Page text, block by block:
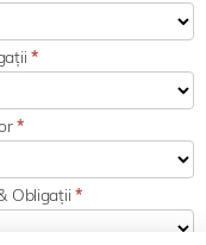
*
*
Obligații*